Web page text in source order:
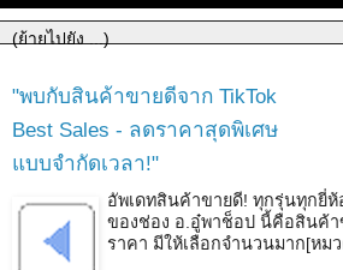
"พบกับสินค้าขายดีจาก TikTok
Best Sales - ลดราคาสุดพิเศษ
แบบจำกัดเวลา!"
อัพเดทสินค้าขายดี! ทุกรุ่นทุกยี่ห้
ของช่อง อ.อู๋พาช็อป นี้คือสินค้า
ราคา มีให้เลือกจำนวนมาก[หม